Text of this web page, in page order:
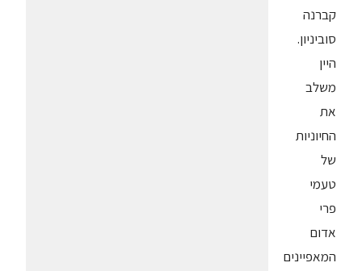
קברנה
סוביניון.
היין
משלב
את
החיוניות
של
טעמי
פרי
אדום
המאפיינים